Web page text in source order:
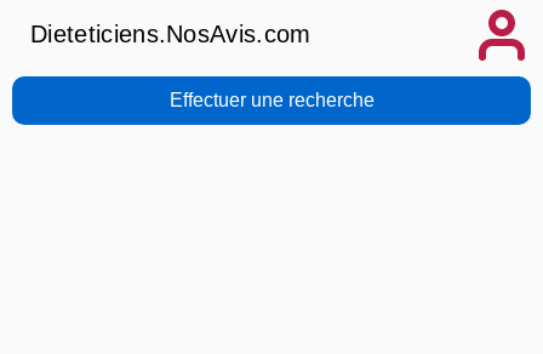
Dieteticiens.NosAvis.com
Effectuer une recherche